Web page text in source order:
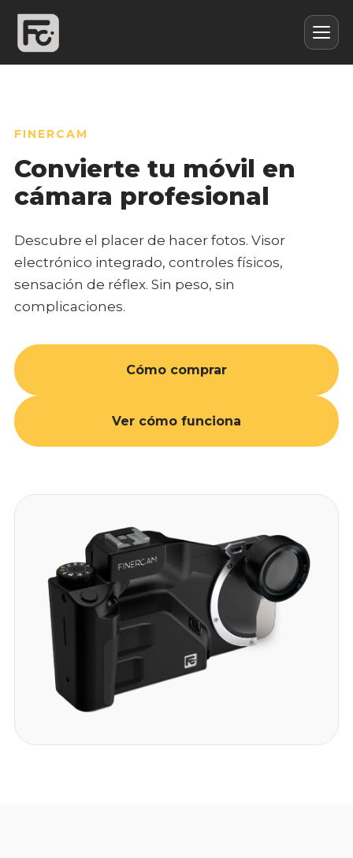
FINERCAM
Convierte tu móvil en
cámara profesional
Descubre el placer de hacer fotos. Visor
electrónico integrado, controles físicos,
sensación de réflex. Sin peso, sin
complicaciones.
Cómo comprar
Ver cómo funciona